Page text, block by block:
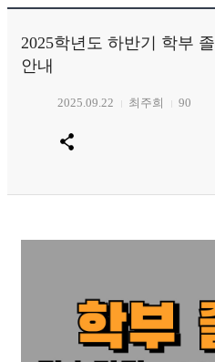
2025학년도 하반기 학부
안내
2025.09.22 최주희 90